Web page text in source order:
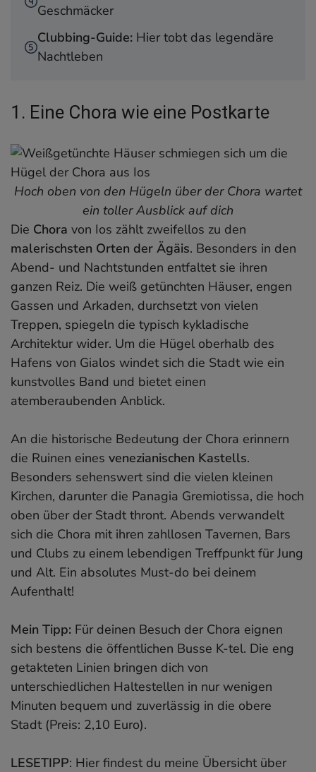
10. Agia Irini
Anreise
Fortbewegung
Mein Fazit zu Ios
Geschmäcker
Clubbing-Guide: Hier tobt das legendäre
Nachtleben
1. Eine Chora wie eine Postkarte
Hoch oben von den Hügeln über der Chora wartet
ein toller Ausblick auf dich
Die Chora von Ios zählt zweifellos zu den
malerischsten Orten der Ägäis. Besonders in den
Abend- und Nachtstunden entfaltet sie ihren
ganzen Reiz. Die weiß getünchten Häuser, engen
Gassen und Arkaden, durchsetzt von vielen
Treppen, spiegeln die typisch kykladische
Architektur wider. Um die Hügel oberhalb des
Hafens von Gialos windet sich die Stadt wie ein
kunstvolles Band und bietet einen
atemberaubenden Anblick.
An die historische Bedeutung der Chora erinnern
die Ruinen eines venezianischen Kastells.
Besonders sehenswert sind die vielen kleinen
Kirchen, darunter die Panagia Gremiotissa, die hoch
oben über der Stadt thront. Abends verwandelt
sich die Chora mit ihren zahllosen Tavernen, Bars
und Clubs zu einem lebendigen Treffpunkt für Jung
und Alt. Ein absolutes Must-do bei deinem
Aufenthalt!
Mein Tipp: Für deinen Besuch der Chora eignen
sich bestens die öffentlichen Busse K-tel. Die eng
getakteten Linien bringen dich von
unterschiedlichen Haltestellen in nur wenigen
Minuten bequem und zuverlässig in die obere
Stadt (Preis: 2,10 Euro).
LESETIPP: Hier findest du meine Übersicht über